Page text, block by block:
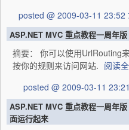
posted @ 2009-03-11 23:52
ASP.NET MVC 重点教程一周年
摘要： 你可以使用UrlRouting
按你的规则来访问网站. 阅读
posted @ 2009-03-11
ASP.NET MVC 重点教程一周年
面运行起来